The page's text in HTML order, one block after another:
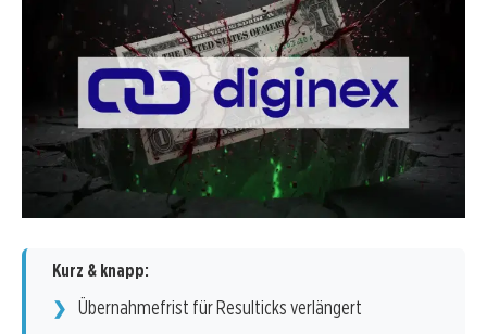
Kurz & knapp:
Übernahmefrist für Resulticks verlängert